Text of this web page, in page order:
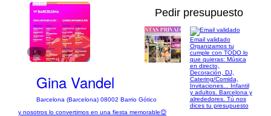
1/9
Pedir presupuesto
Gina Vandel
Barcelona (Barcelona) 08002 Barrio Gótico
Email validado
Organizamos tu
cumple con TODO lo
que quieras: Música
en directo,
Decoración, DJ,
Catering/Comida,
Invitaciones... Infantil
y adultos. Barcelona y
alrededores. Tú nos
dices tu presupuesto
y nosotros lo convertimos en una fiesta memorable😊